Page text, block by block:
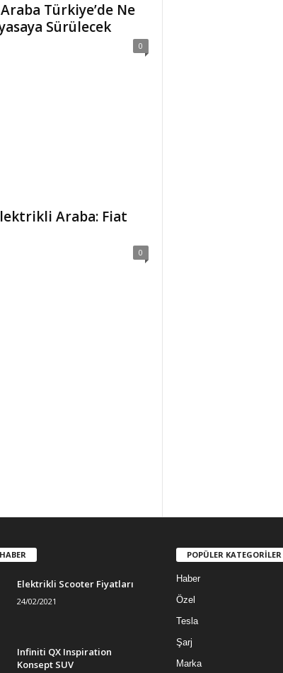
Türkiye’de Ne
Sürülecek
0
Araba: Fiat
0
Elektrikli Scooter Fiyatları
24/02/2021
Infiniti QX Inspiration
Konsept SUV
POPÜLER KATEGORİLER
Haber
Özel
Tesla
Şarj
Marka